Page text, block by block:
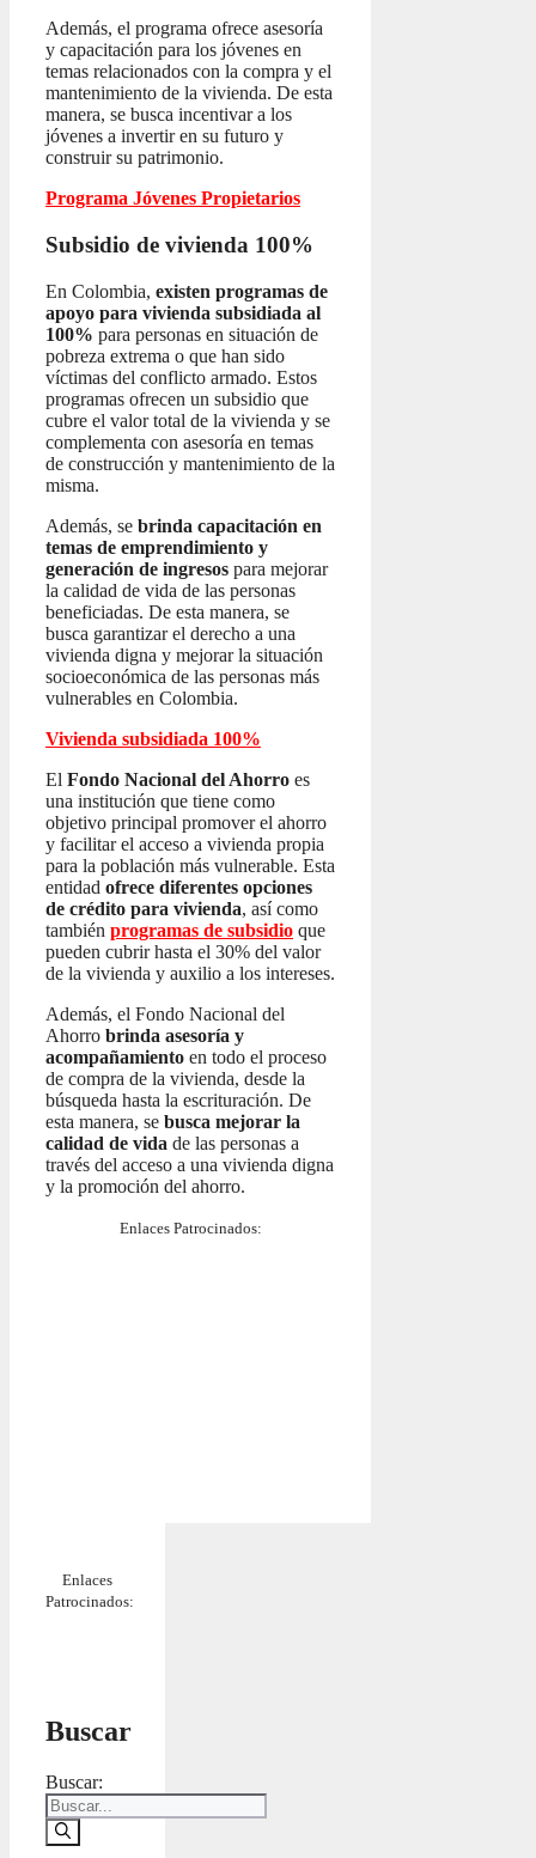
Además, el programa ofrece asesoría
y capacitación para los jóvenes en
temas relacionados con la compra y el
mantenimiento de la vivienda. De esta
manera, se busca incentivar a los
jóvenes a invertir en su futuro y
construir su patrimonio.
Programa Jóvenes Propietarios
Subsidio de vivienda 100%
En Colombia, existen programas de
apoyo para vivienda subsidiada al
100% para personas en situación de
pobreza extrema o que han sido
víctimas del conflicto armado. Estos
programas ofrecen un subsidio que
cubre el valor total de la vivienda y se
complementa con asesoría en temas
de construcción y mantenimiento de la
misma.
Además, se brinda capacitación en
temas de emprendimiento y
generación de ingresos para mejorar
la calidad de vida de las personas
beneficiadas. De esta manera, se
busca garantizar el derecho a una
vivienda digna y mejorar la situación
socioeconómica de las personas más
vulnerables en Colombia.
Vivienda subsidiada 100%
El Fondo Nacional del Ahorro es
una institución que tiene como
objetivo principal promover el ahorro
y facilitar el acceso a vivienda propia
para la población más vulnerable. Esta
entidad ofrece diferentes opciones
de crédito para vivienda, así como
también programas de subsidio que
pueden cubrir hasta el 30% del valor
de la vivienda y auxilio a los intereses.
Además, el Fondo Nacional del
Ahorro brinda asesoría y
acompañamiento en todo el proceso
de compra de la vivienda, desde la
búsqueda hasta la escrituración. De
esta manera, se busca mejorar la
calidad de vida de las personas a
través del acceso a una vivienda digna
y la promoción del ahorro.
Enlaces Patrocinados:
Enlaces
Patrocinados:
Buscar
Buscar: